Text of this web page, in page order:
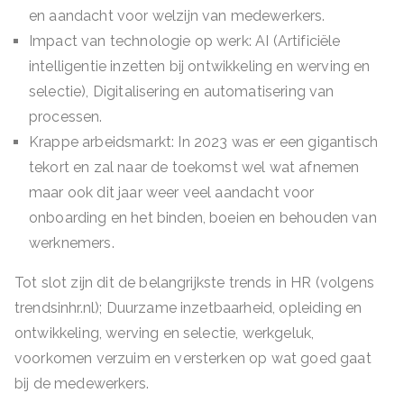
en aandacht voor welzijn van medewerkers.
Impact van technologie op werk: AI (Artificiële
intelligentie inzetten bij ontwikkeling en werving en
selectie), Digitalisering en automatisering van
processen.
Krappe arbeidsmarkt: In 2023 was er een gigantisch
tekort en zal naar de toekomst wel wat afnemen
maar ook dit jaar weer veel aandacht voor
onboarding en het binden, boeien en behouden van
werknemers.
Tot slot zijn dit de belangrijkste trends in HR (volgens
trendsinhr.nl); Duurzame inzetbaarheid, opleiding en
ontwikkeling, werving en selectie, werkgeluk,
voorkomen verzuim en versterken op wat goed gaat
bij de medewerkers.